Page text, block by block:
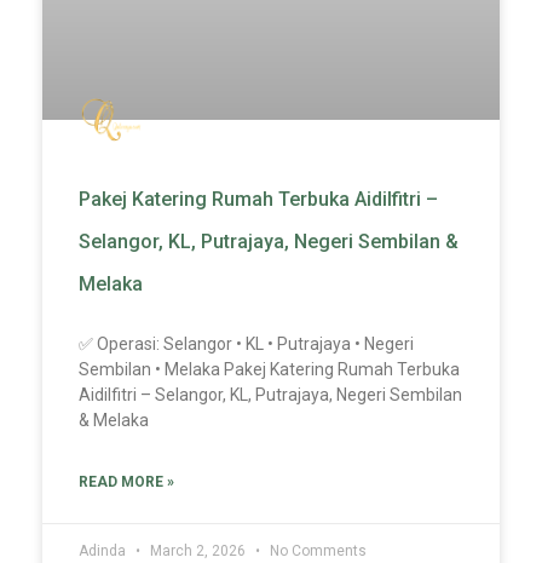
Pakej Katering Rumah Terbuka Aidilfitri –
Selangor, KL, Putrajaya, Negeri Sembilan &
Melaka
✅ Operasi: Selangor • KL • Putrajaya • Negeri
Sembilan • Melaka Pakej Katering Rumah Terbuka
Aidilfitri – Selangor, KL, Putrajaya, Negeri Sembilan
& Melaka
READ MORE »
Adinda March 2, 2026 No Comments